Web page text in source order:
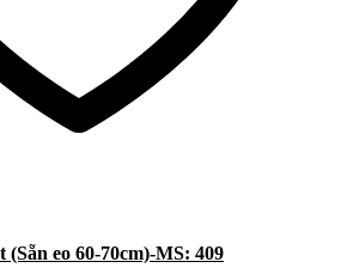
eo 60-70cm)-MS: 409